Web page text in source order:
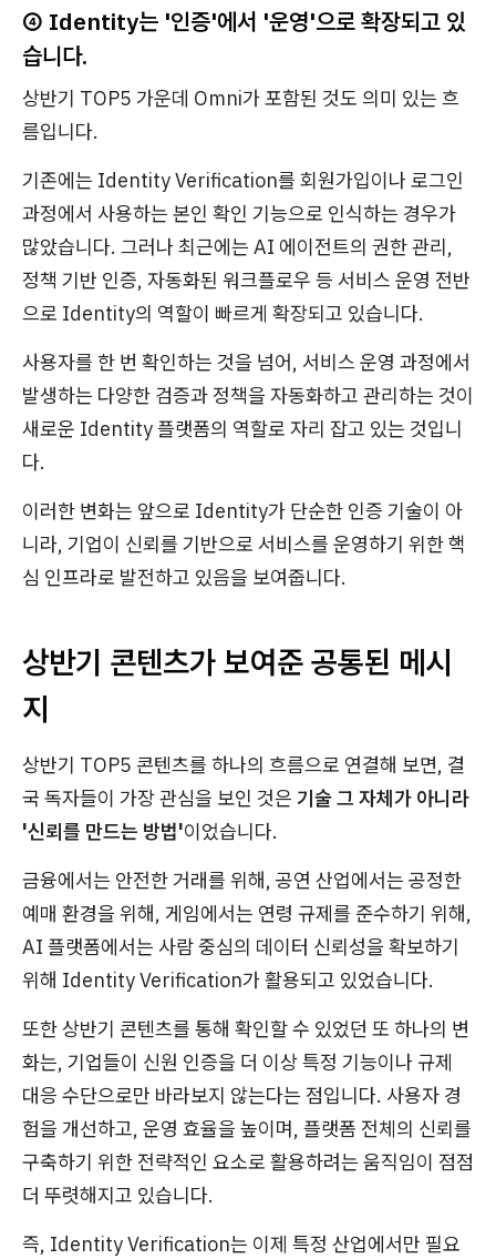
④ Identity는 '인증'에서 '운영'으로 확장되고 있
습니다.
상반기 TOP5 가운데 Omni가 포함된 것도 의미 있는 흐
름입니다.
기존에는 Identity Verification를 회원가입이나 로그인
과정에서 사용하는 본인 확인 기능으로 인식하는 경우가
많았습니다. 그러나 최근에는 AI 에이전트의 권한 관리,
정책 기반 인증, 자동화된 워크플로우 등 서비스 운영 전반
으로 Identity의 역할이 빠르게 확장되고 있습니다.
사용자를 한 번 확인하는 것을 넘어, 서비스 운영 과정에서
발생하는 다양한 검증과 정책을 자동화하고 관리하는 것이
새로운 Identity 플랫폼의 역할로 자리 잡고 있는 것입니
다.
이러한 변화는 앞으로 Identity가 단순한 인증 기술이 아
니라, 기업이 신뢰를 기반으로 서비스를 운영하기 위한 핵
심 인프라로 발전하고 있음을 보여줍니다.
상반기 콘텐츠가 보여준 공통된 메시
지
상반기 TOP5 콘텐츠를 하나의 흐름으로 연결해 보면, 결
국 독자들이 가장 관심을 보인 것은 기술 그 자체가 아니라
'신뢰를 만드는 방법'이었습니다.
금융에서는 안전한 거래를 위해, 공연 산업에서는 공정한
예매 환경을 위해, 게임에서는 연령 규제를 준수하기 위해,
AI 플랫폼에서는 사람 중심의 데이터 신뢰성을 확보하기
위해 Identity Verification가 활용되고 있었습니다.
또한 상반기 콘텐츠를 통해 확인할 수 있었던 또 하나의 변
화는, 기업들이 신원 인증을 더 이상 특정 기능이나 규제
대응 수단으로만 바라보지 않는다는 점입니다. 사용자 경
험을 개선하고, 운영 효율을 높이며, 플랫폼 전체의 신뢰를
구축하기 위한 전략적인 요소로 활용하려는 움직임이 점점
더 뚜렷해지고 있습니다.
즉, Identity Verification는 이제 특정 산업에서만 필요